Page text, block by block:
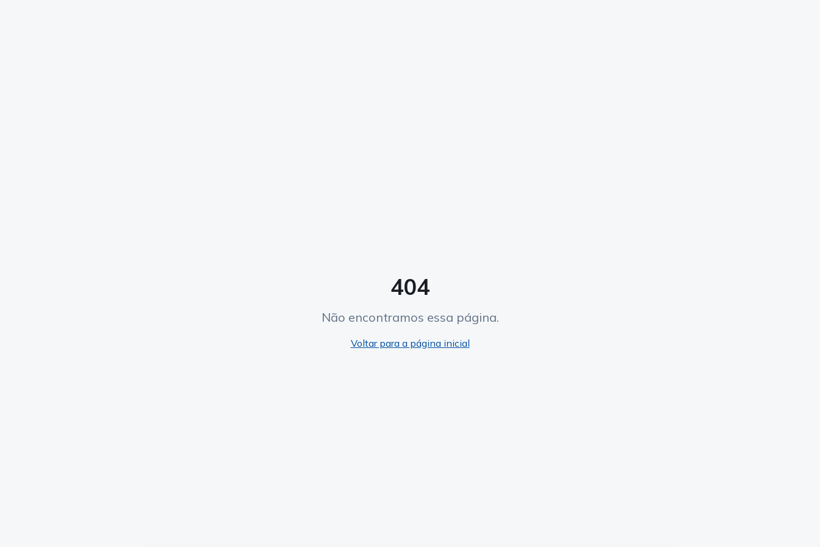
404
Não encontramos essa página.
Voltar para a página inicial